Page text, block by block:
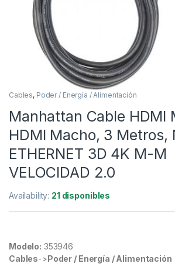
Cables, Poder / Energía / Alimentación
Manhattan Cable HDMI
HDMI Macho, 3 Metros,
ETHERNET 3D 4K M-M
VELOCIDAD 2.0
Availability: 21 disponibles
Modelo: 353946
Cables->Poder / Energía / Alimentación